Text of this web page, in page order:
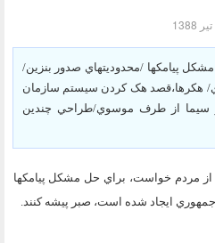
پيامکها /محدوديتهاي صدور بنزين/
هکرها،قصد هک کردن سيستم سازمان
از طرف موسوي/طراحي چندين
از مردم خواست، براي حل مشکل پيامکها
ايجاد شده است، صبر پيشه کنند.